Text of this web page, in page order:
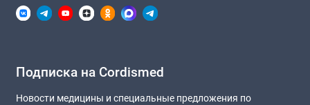
Подписка на Cordismed
Новости медицины и специальные предложения по